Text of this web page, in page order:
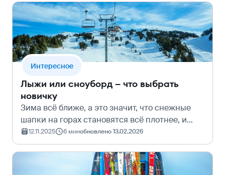
уже будто бы слышится хруст снега под
кантом…
Интересное
Лыжи или сноуборд – что выбрать
новичку
Зима всё ближе, а это значит, что снежные
шапки на горах становятся всё плотнее, и
горнолыжные курорты готовятся к открытию.
Пора проверять снаряжение, планировать
отпуск и, конечно, брать билеты в го…
12.11.2025 6 минобновлено 13.02.2026